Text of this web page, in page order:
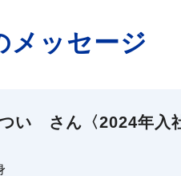
メッセージ
い さん〈2024年入